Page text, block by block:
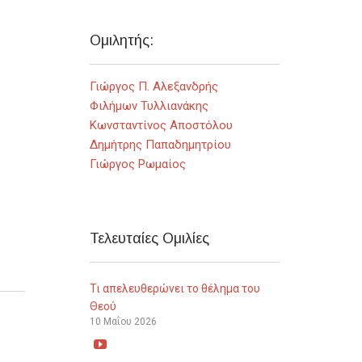
Ομιλητής:
Γιώργος Π. Αλεξανδρής
Φιλήμων Τυλλιανάκης
Κωνσταντίνος Αποστόλου
Δημήτρης Παπαδημητρίου
Γιώργος Ρωμαίος
Τελευταίες Ομιλίες
Τι απελευθερώνει το θέλημα του
Θεού
10 Μαΐου 2026
